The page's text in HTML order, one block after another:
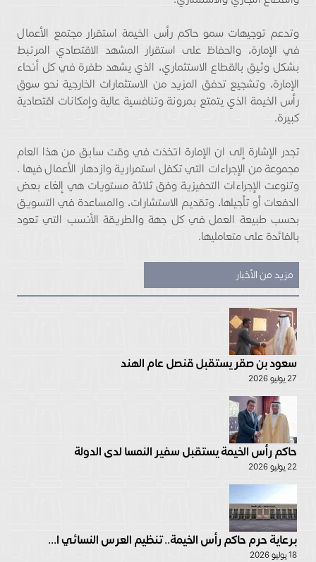
وتدعم توجيهات سمو حاكم رأس الخيمة استقرار مجتمع الأعمال
في الإمارة، والحفاظ على استقرار المشهد الاقتصادي المرتبط
بشكل وثيق بالقطاع الاستثماري، الذي يشهد طفرة في كل أنحاء
الإمارة، وتشجيع تدفق المزيد من الاستثمارات الخارجية نحو سوق
رأس الخيمة الذي يتمتع بمرونة وتنافسية عالية وإمكانات اقتصادية
كبيرة.
تجدر الإشارة إلى ان الإمارة اتخذت في وقت سابق من هذا العام
مجموعة من الإجراءات التي تكفل استمرارية وازدهار الأعمال فيها .
وتنوعت الإجراءات التحفيزية وفق ثلاثة مستويات هي إلغاء بعض
الدفعات أو تأجيلها، وتقديم الاستشارات، والمساعدة في التسويق
بحسب طبيعة العمل في كل جهة والطريقة الأنسب التي تعود
بالفائدة على متعامليها.
مزيد من الأخبار
سعود بن صقر يستقبل قنصل عام الهند
27 يوليو 2026
حاكم رأس الخيمة يستقبل سفير النمسا لدى الدولة
22 يوليو 2026
برعاية حرم حاكم رأس الخيمة.. تنظيم العرس النسائي ا...
18 يوليو 2026